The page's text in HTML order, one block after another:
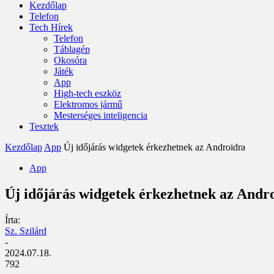
Kezdőlap
Telefon
Tech Hírek
Telefon
Táblagép
Okosóra
Játék
App
High-tech eszköz
Elektromos jármű
Mesterséges inteligencia
Tesztek
Kezdőlap App Új időjárás widgetek érkezhetnek az Androidra
App
Új időjárás widgetek érkezhetnek az
Írta:
Sz. Szilárd
-
2024.07.18.
792